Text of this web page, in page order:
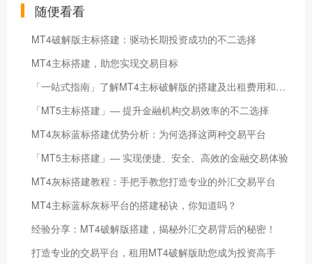
随便看看
MT4破解版主标搭建：驱动长期投资成功的不二选择
MT4主标搭建，助您实现交易目标
「一站式指南」了解MT4主标破解版的搭建及出租费用和优势点评
「MT5主标搭建」— 提升金融机构交易效率的不二选择
MT4灰标蓝标搭建优势分析：为何选择这两种交易平台
「MT5主标搭建」— 实现便捷、安全、高效的金融交易体验
MT4灰标搭建教程：手把手教您打造专业的外汇交易平台
MT4主标蓝标灰标平台的搭建秘诀，你知道吗？
经验分享：MT4破解版搭建，揭秘外汇交易背后的秘密！
打造专业的交易平台，租用MT4破解版助您成为投资高手